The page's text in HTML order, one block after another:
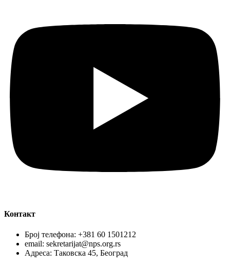
Контакт
Број телефона: +381 60 1501212
email: sekretarijat@nps.org.rs
Адреса: Таковска 45, Београд